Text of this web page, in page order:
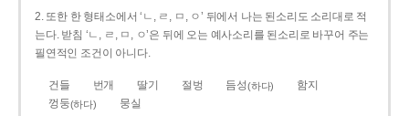
2. 또한 한 형태소에서 ‘ㄴ, ㄹ, ㅁ, ㅇ’ 뒤에서 나는 된소리도 소리대로 적
는다. 받침 ‘ㄴ, ㄹ, ㅁ, ㅇ’은 뒤에 오는 예사소리를 된소리로 바꾸어 주는
필연적인 조건이 아니다.
건들 번개 딸기 절벙 듬성(하다)
함지
껑둥(하다) 뭉실